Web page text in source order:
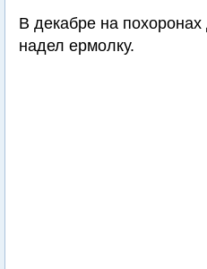
В декабре на
надел ермолку.